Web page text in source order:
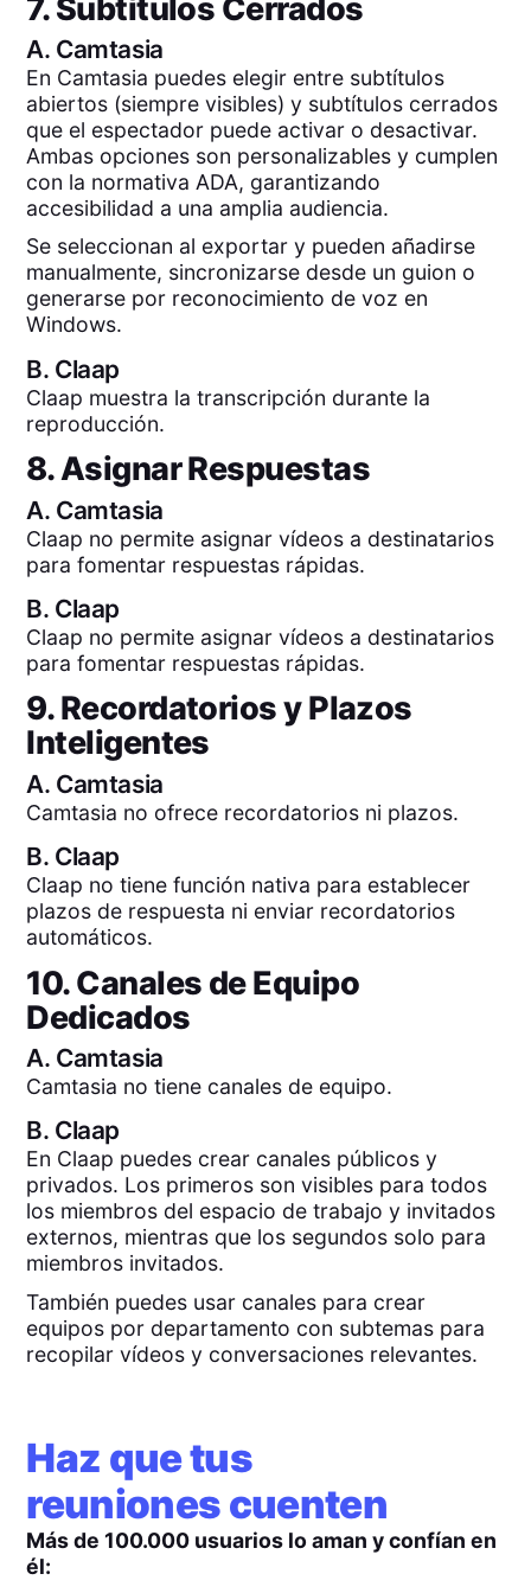
7. Subtítulos Cerrados
A. Camtasia
En Camtasia puedes elegir entre subtítulos
abiertos (siempre visibles) y subtítulos cerrados
que el espectador puede activar o desactivar.
Ambas opciones son personalizables y cumplen
con la normativa ADA, garantizando
accesibilidad a una amplia audiencia.
Se seleccionan al exportar y pueden añadirse
manualmente, sincronizarse desde un guion o
generarse por reconocimiento de voz en
Windows.
B. Claap
Claap muestra la transcripción durante la
reproducción.
8. Asignar Respuestas
A. Camtasia
Claap no permite asignar vídeos a destinatarios
para fomentar respuestas rápidas.
B. Claap
Claap no permite asignar vídeos a destinatarios
para fomentar respuestas rápidas.
9. Recordatorios y Plazos
Inteligentes
A. Camtasia
Camtasia no ofrece recordatorios ni plazos.
B. Claap
Claap no tiene función nativa para establecer
plazos de respuesta ni enviar recordatorios
automáticos.
10. Canales de Equipo
Dedicados
A. Camtasia
Camtasia no tiene canales de equipo.
B. Claap
En Claap puedes crear canales públicos y
privados. Los primeros son visibles para todos
los miembros del espacio de trabajo y invitados
externos, mientras que los segundos solo para
miembros invitados.
También puedes usar canales para crear
equipos por departamento con subtemas para
recopilar vídeos y conversaciones relevantes.
Haz que tus
reuniones cuenten
Más de 100.000 usuarios lo aman y confían en
él: